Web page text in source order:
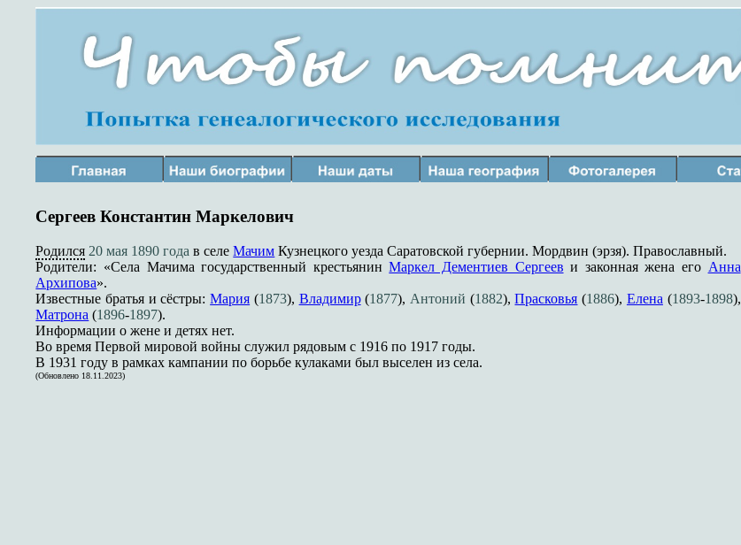
Сергеев Константин Маркелович
Родился 20 мая 1890 года в селеМачим Кузнецкого уезда Саратовской губернии. Мордвин (эрзя). Православный.
Родители: «Села Мачима государственный крестьянинМаркел Дементиев Сергеев и законная жена его Анна
Архипова».
Известные братья и сёстры:Мария (1873), Владимир(1877), Антоний (1882),Прасковья (1886), Елена (1893-1898),
Матрона (1896-1897).
Информации о жене и детях нет.
Во время Первой мировой войны служил рядовым с 1916 по 1917 годы.
В 1931 году в рамках кампании по борьбе кулаками был выселен из села.
(Обновлено 18.11.2023)